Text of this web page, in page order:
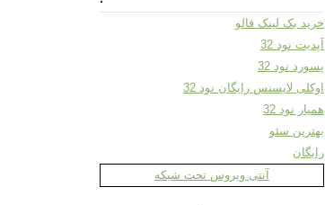
خرید بک لینک فالو
آپدیت نود 32
پسورد نود 32
اوکلی لایسنس رایگان نود 32
همیار نود 32
بهترین سئو
رایگان
آنتی ویروس تحت شبکه